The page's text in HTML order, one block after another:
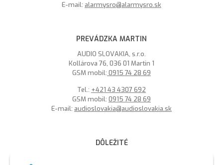
E-mail: alarmysro@alarmysro.sk
PREVÁDZKA MARTIN
AUDIO SLOVAKIA, s.r.o.
Kollárova 76, 036 01 Martin 1
GSM mobil: 0915 74 28 69
Tel.: +421 43 4307 692
GSM mobil: 0915 74 28 69
E-mail: audioslovakia@audioslovakia.sk
DÔLEŽITÉ